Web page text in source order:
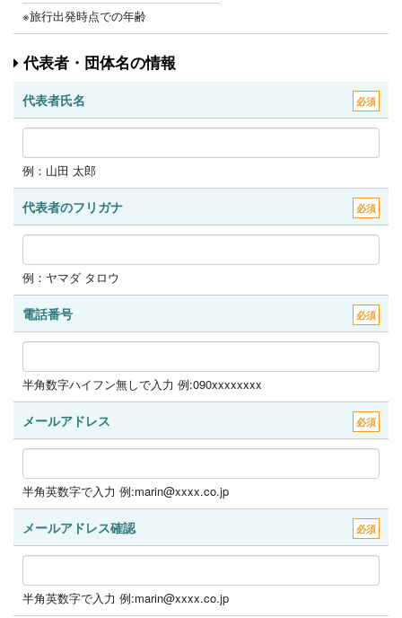
※旅行出発時点での年齢
代表者・団体名の情報
代表者氏名 必須
例：山田 太郎
代表者のフリガナ 必須
例：ヤマダ タロウ
電話番号 必須
半角数字ハイフン無しで入力 例:090xxxxxxxx
メールアドレス 必須
半角英数字で入力 例:marin@xxxx.co.jp
メールアドレス確認 必須
半角英数字で入力 例:marin@xxxx.co.jp